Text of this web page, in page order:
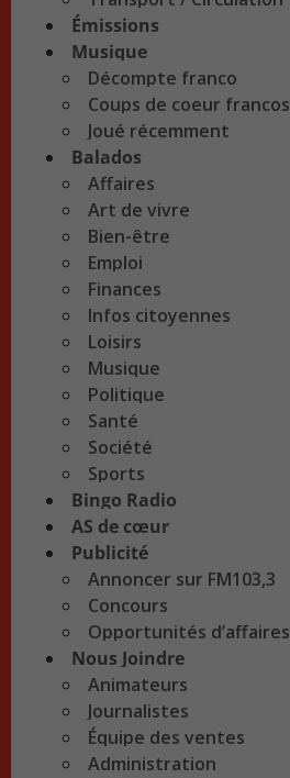
Émissions
Musique
Décompte franco
Coups de coeur francos
Joué récemment
Balados
Affaires
Art de vivre
Bien-être
Emploi
Finances
Infos citoyennes
Loisirs
Musique
Politique
Santé
Société
Sports
Bingo Radio
AS de cœur
Publicité
Annoncer sur FM103,3
Concours
Opportunités d’affaires
Nous Joindre
Animateurs
Journalistes
Équipe des ventes
Administration